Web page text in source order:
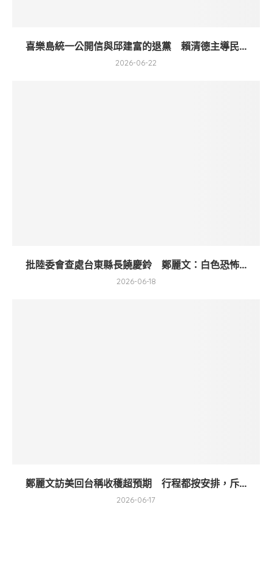
喜樂島統一公開信與邱建富的退黨 賴清德主導民...
2026-06-22
批陸委會查處台東縣長饒慶鈴 鄭麗文：白色恐怖...
2026-06-18
鄭麗文訪美回台稱收穫超預期 行程都按安排，斥...
2026-06-17